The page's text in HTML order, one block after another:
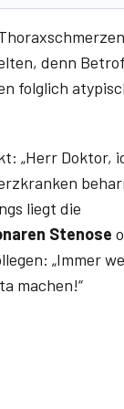
denn
folglich
„Herr Doktor,
liegt die
Stenose
„Immer
machen!“